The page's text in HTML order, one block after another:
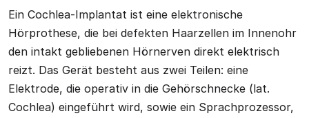
Ein Cochlea-Implantat ist eine elektronische
Hörprothese, die bei defekten Haarzellen im Innenohr
den intakt gebliebenen Hörnerven direkt elektrisch
reizt. Das Gerät besteht aus zwei Teilen: eine
Elektrode, die operativ in die Gehörschnecke (lat.
Cochlea) eingeführt wird, sowie ein Sprachprozessor,